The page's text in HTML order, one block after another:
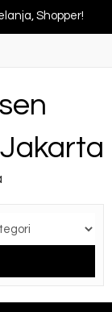
Shopper!